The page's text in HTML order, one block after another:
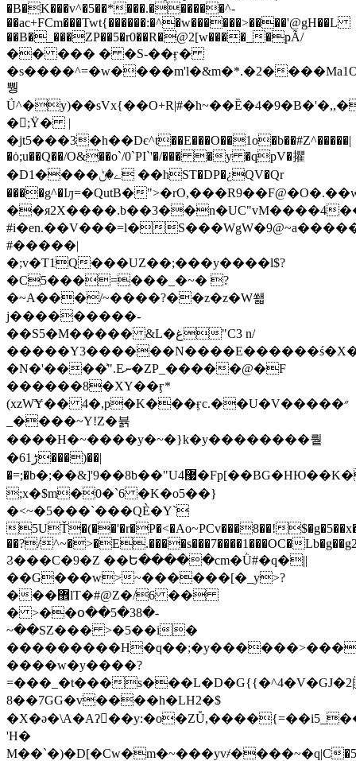
�B�K���v^�5��*���.������^-
��ac+FCm���Twt{������:�^�w������>����'@gH��L
��B�_���ZP��5�r0��R�@2[w����_�ҏÃ/
�� ��� � �S-��ӻ�
�s����^=�w����m'l�&m�*.�2�
뿽
�;Ϋ� |
�jt5���3�h��Dє^t��E���O��1o�b��#Z^�����|
�ȯ;u��Q��/O&��o`/0`PI`'�/��� �y �qpV�㩴
�D1����ے�ݨ ��hST�DP�¿QV�Qr
����g^�Iԓ=�QutB�
��я2X����.b��3��n�UC"vM����4
#i�en.��V���=l�
#�����|
�;v�T1Q���UZ��;���y����l$?
�C5���=���_�~� ?
�~A���/~����?��z�z�W쐛
j���������-
��Ѕ5�M����� &L�غ"C3 n/
�N�'����͗".Eނ�ZP_�����@�F
������8�XY��ӻ*
(xzWɎ�� 4�,p�K���ӻc.��U�V�����״
_����~Y!Z�뷹
����H�~����y�~�}k�y��������뤝
�6ڑ1���)��|
�=;�b�;��&]'9��8b��"U4޷�Fp[��BG�HЮ��K�o���;�:�$�gd~��x��������P�����̬�������\��W����$�J�=�Gq��*����3>=���E�W�;�gO�
;x�$m�0�`6 �K�o5��}
�<~�5���`���QЀ�Y`
5UŤ�(��'�r�P�<�Ao~PCv���8��!
��?/^~�>�E.����s���7����1���OC�
Ϩ���C�9�Z ��Ե�����cm�Ǜ#�q�||
��G���w>~������[�_y>?
���޾lT�#@Z�/6 ��
� >��օ��5�38�-
~��SZ��� >�5��i�
����w�y����?
=���_�t���
8��7GG�v����һ�LH2�$
�X�ǝ�\A�Aʔ񆪳��y
'H�
M��`�)�D[�Cw�m�~���yv҂����~�q|C